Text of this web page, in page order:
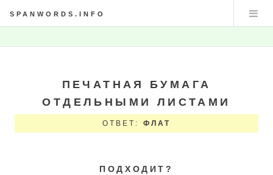
SPANWORDS.INFO
ПЕЧАТНАЯ БУМАГА
ОТДЕЛЬНЫМИ ЛИСТАМИ
ОТВЕТ: ФЛАТ
ПОДХОДИТ?